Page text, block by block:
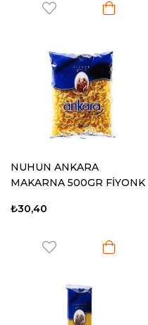
NUHUN ANKARA
MAKARNA 500GR FİYONK
₺30,40